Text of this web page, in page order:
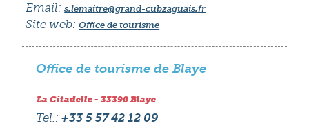
Email: s.lemaitre@grand-cubzaguais.fr
Site web: Office de tourisme
Office de tourisme de Blaye
La Citadelle - 33390 Blaye
Tel.: +33 5 57 42 12 09